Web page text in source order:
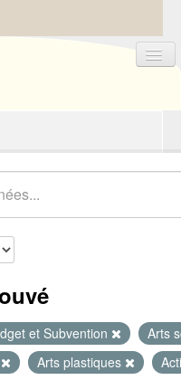
et Subvention
Arts
Arts plastiques